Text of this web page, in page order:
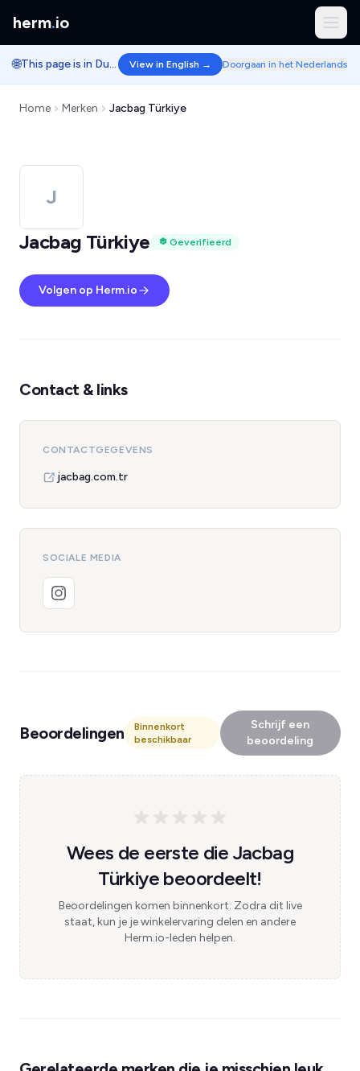
herm.io
🌐 This page is in Dutch. View in English → Doorgaan in het Nederlands
Home Merken Jacbag Türkiye
J
Jacbag Türkiye
Geverifieerd
Volgen op Herm.io
Contact & links
CONTACTGEGEVENS
jacbag.com.tr
SOCIALE MEDIA
Beoordelingen
Binnenkort
beschikbaar
Schrijf een
beoordeling
Wees de eerste die Jacbag
Türkiye beoordeelt!
Beoordelingen komen binnenkort. Zodra dit live
staat, kun je je winkelervaring delen en andere
Herm.io-leden helpen.